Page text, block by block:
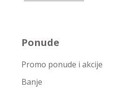
Ponude
Promo ponude i akcije
Banje